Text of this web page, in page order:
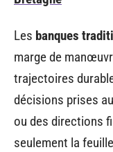
Les banques
marge de
trajectoires
décisions prises
ou des directions
seulement la